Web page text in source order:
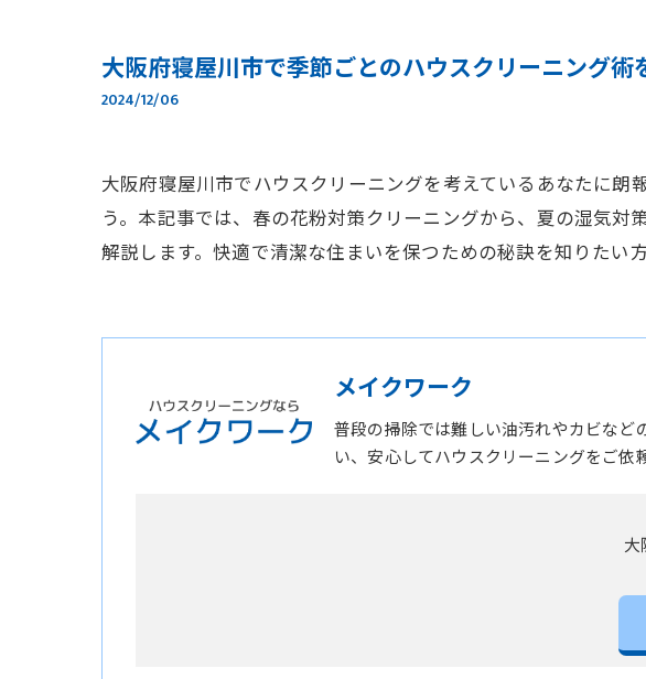
大阪府寝屋川市で季節ごとのハウスクリーニング術
2024/12/06
大阪府寝屋川市でハウスクリーニングを考えているあなたに
う。本記事では、春の花粉対策クリーニングから、夏の湿気
解説します。快適で清潔な住まいを保つための秘訣を知りたい
メイクワーク
普段の掃除では難しい油汚れやカビな
い、安心してハウスクリーニングをご依
大